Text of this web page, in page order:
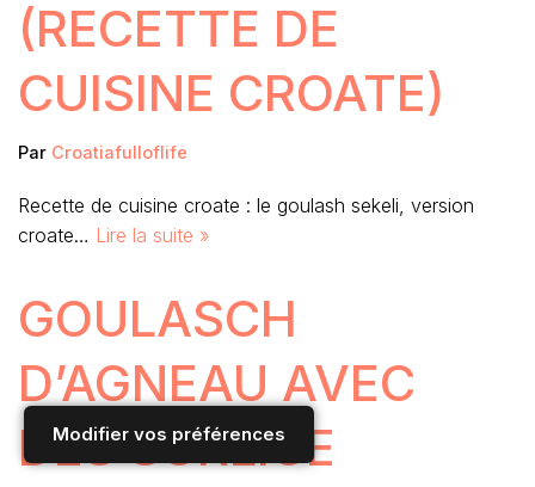
Modifier vos préférences
(RECETTE DE
CUISINE CROATE)
Par Croatiafulloflife
Recette de cuisine croate : le goulash sekeli, version
croate… Lire la suite »
GOULASCH
D’AGNEAU AVEC
DES SURLICE